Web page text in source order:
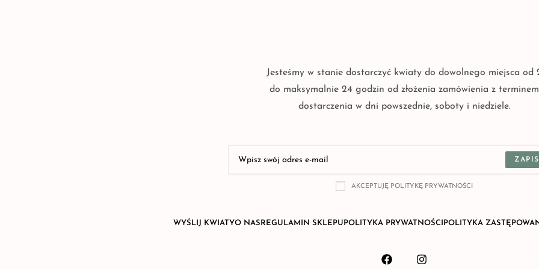
Jesteśmy w stanie dostarczyć kwiaty do dowolnego miejsca od
do maksymalnie 24 godzin od złożenia zamówienia z terminem
dostarczenia w dni powszednie, soboty i niedziele.
AKCEPTUJĘ POLITYKĘ PRYWATNOŚCI
WYŚLIJ KWIATYO NAS REGULAMIN SKLEPU POLITYKA PRYWATNOŚCI POLITYKA